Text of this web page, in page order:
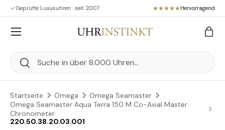
Direkt zum Inhalt
Geprüfte Luxusuhren · seit 2007 Hervorragend
Suchen
Suchen
Menü
Startseite Omega
Omega Seamaster
Omega Seamaster Aqua Terra 150 M Co-Axial Master
Chronometer
220.50.38.20.03.001